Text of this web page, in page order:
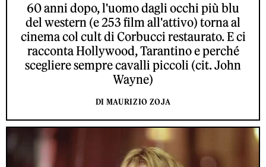
60 anni dopo, l'uomo dagli occhi più blu
del western (e 253 film all'attivo) torna al
cinema col cult di Corbucci restaurato. E ci
racconta Hollywood, Tarantino e perché
scegliere sempre cavalli piccoli (cit. John
Wayne)
DI MAURIZIO ZOJA